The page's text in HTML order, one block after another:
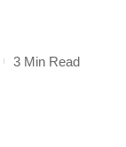
3 Min Read